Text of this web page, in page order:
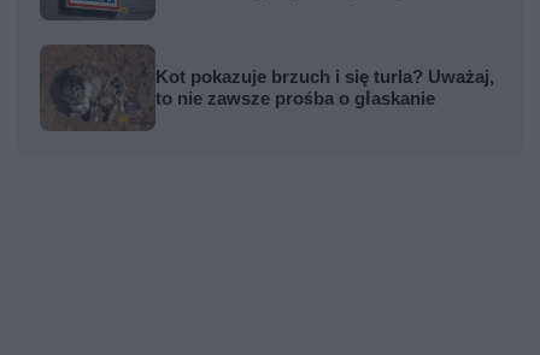
Kot pokazuje brzuch i się turla? Uważaj,
to nie zawsze prośba o głaskanie